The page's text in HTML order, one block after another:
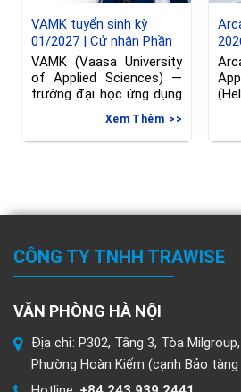
VAMK tuyển sinh kỳ
01/2027 | Cử nhân Phần
Lan ngành Kỹ thuật
VAMK (Vaasa University
of Applied Sciences) —
trường đại học ứng dụng
Xem Thêm
CÔNG TY TNHH TRAWISE
VĂN PHÒNG HÀ NỘI
Địa chỉ: P302, Tầng 3, Tòa
Phường Hoàn Kiếm (cạnh Bảo